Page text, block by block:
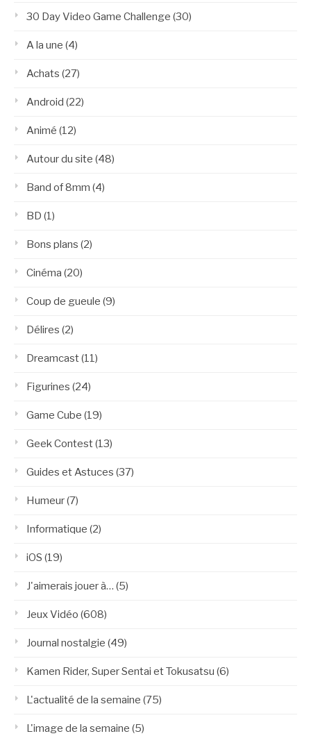
30 Day Video Game Challenge (30)
A la une (4)
Achats (27)
Android (22)
Animé (12)
Autour du site (48)
Band of 8mm (4)
BD (1)
Bons plans (2)
Cinéma (20)
Coup de gueule (9)
Délires (2)
Dreamcast(11)
Figurines (24)
Game Cube (19)
Geek Contest(13)
Guides et Astuces (37)
Humeur(7)
Informatique (2)
iOS (19)
J'aimerais jouer à… (5)
Jeux Vidéo (608)
Journal nostalgie (49)
Kamen Rider, Super Sentai et Tokusatsu (6)
L'actualité de la semaine (75)
L'image de la semaine (5)